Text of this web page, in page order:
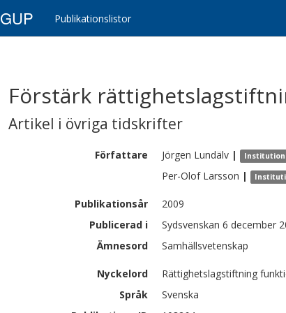
GUP Publikationslistor
Förstärk
Artikel i övriga tidskrifter
Författare Jörgen Lundälv |
Per-Olof Larsson |
Publikationsår
2009
Publicerad i
Sydsvenskan 6 december
Ämnesord
Samhällsvetenskap
Nyckelord
Rättighetslagstiftning
Språk
Svenska